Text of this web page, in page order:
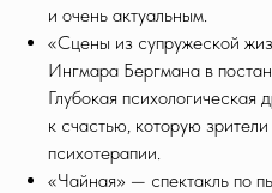
и очень актуальным.
«Сцены из супружеской
Ингмара Бергмана в
Глубокая психологическая
к счастью, которую
психотерапии.
«Чайная» — спектакль по